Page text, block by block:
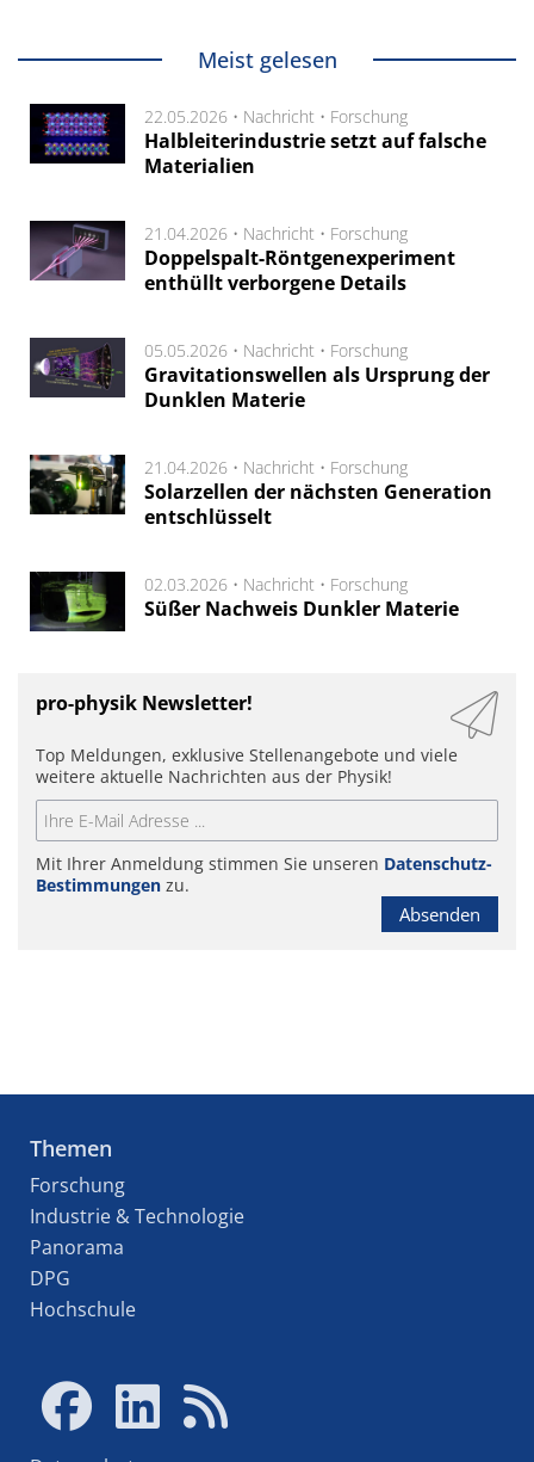
Meist gelesen
22.05.2026 • Nachricht • Forschung
Halbleiterindustrie setzt auf falsche
Materialien
21.04.2026 • Nachricht • Forschung
Doppelspalt-Röntgenexperiment
enthüllt verborgene Details
05.05.2026 • Nachricht • Forschung
Gravitationswellen als Ursprung der
Dunklen Materie
21.04.2026 • Nachricht • Forschung
Solarzellen der nächsten Generation
entschlüsselt
02.03.2026 • Nachricht • Forschung
Süßer Nachweis Dunkler Materie
pro-physik Newsletter!
Top Meldungen, exklusive Stellenangebote und viele
weitere aktuelle Nachrichten aus der Physik!
Mit Ihrer Anmeldung stimmen Sie unseren Datenschutz-
Bestimmungen zu.
Absenden
Themen
Forschung
Industrie & Technologie
Panorama
DPG
Hochschule